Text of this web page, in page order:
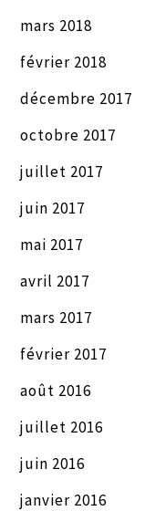
mars 2018
février 2018
décembre 2017
octobre 2017
juillet 2017
juin 2017
mai 2017
avril 2017
mars 2017
février 2017
août 2016
juillet 2016
juin 2016
janvier 2016